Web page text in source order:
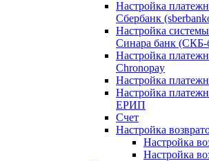
Настройка
Сбербанк
Настройка
Синара банк (СКБ-
Настройка
Chronopay
Настройка
Настройка
ЕРИП
Счет
Настройка
Настройка
Настройка